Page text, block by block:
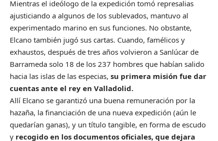
Mientras el ideólogo de la expedición tomó represalias
ajusticiando a algunos de los sublevados, mantuvo al
experimentado marino en sus funciones. No obstante,
Elcano también jugó sus cartas. Cuando, famélicos y
exhaustos, después de tres años volvieron a Sanlúcar de
Barrameda solo 18 de los 237 hombres que habían salido
hacia las islas de las especias, su primera misión fue dar
cuentas ante el rey en Valladolid.
Allí Elcano se garantizó una buena remuneración por la
hazaña, la financiación de una nueva expedición (aún le
quedarían ganas), y un título tangible, en forma de escudo
y recogido en los documentos oficiales, que dejara